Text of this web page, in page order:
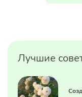
Лучшие